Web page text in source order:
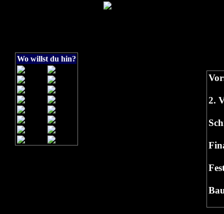
Wo willst du hin?
2.